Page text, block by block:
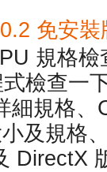
免安
規格
檢查一
細規格
及規格
DirectX